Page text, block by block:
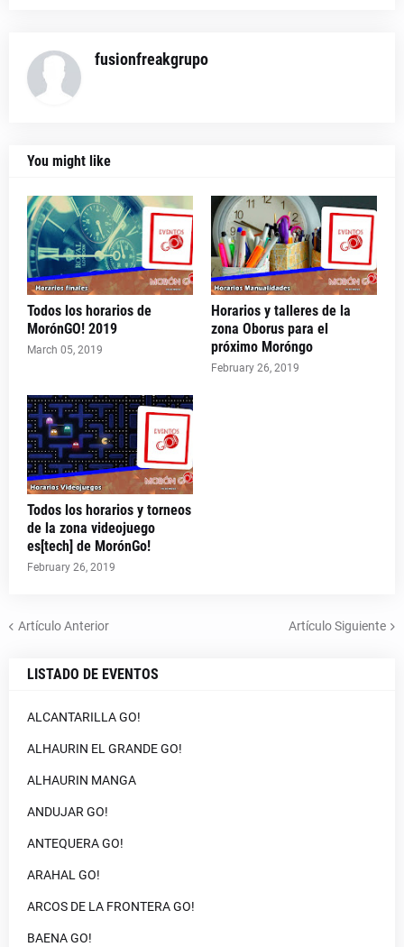
fusionfreakgrupo
You might like
Todos los horarios de
MorónGO! 2019
March 05, 2019
Horarios y talleres de la
zona Oborus para el
próximo Moróngo
February 26, 2019
Todos los horarios y torneos
de la zona videojuego
es[tech] de MorónGo!
February 26, 2019
Artículo Anterior Artículo Siguiente
LISTADO DE EVENTOS
ALCANTARILLA GO!
ALHAURIN EL GRANDE GO!
ALHAURIN MANGA
ANDUJAR GO!
ANTEQUERA GO!
ARAHAL GO!
ARCOS DE LA FRONTERA GO!
BAENA GO!